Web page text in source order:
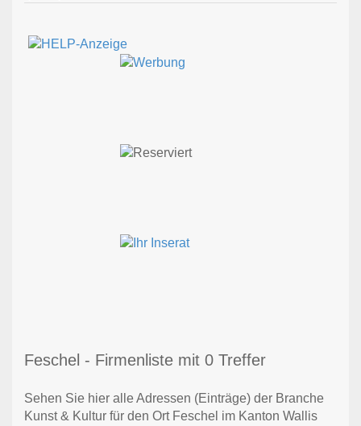
Feschel - Firmenliste mit 0 Treffer
Sehen Sie hier alle Adressen (Einträge) der Branche
Kunst & Kultur für den Ort Feschel im Kanton Wallis